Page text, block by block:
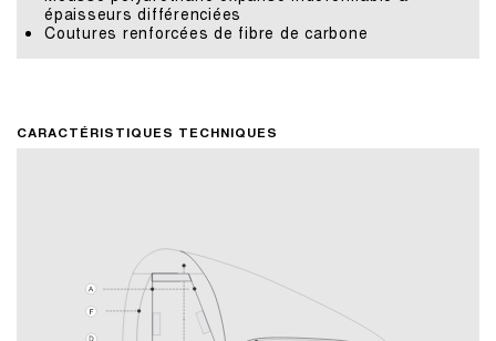
épaisseurs différenciées
Coutures renforcées de fibre de carbone
CARACTÉRISTIQUES TECHNIQUES